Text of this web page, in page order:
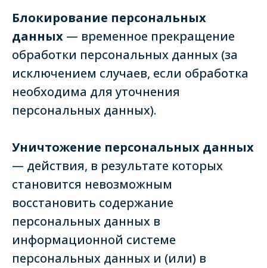
Блокирование персональных
данных — временное прекращение
обработки персональных данных (за
исключением случаев, если обработка
необходима для уточнения
персональных данных).
Уничтожение персональных данных
— действия, в результате которых
становится невозможным
восстановить содержание
персональных данных в
информационной системе
персональных данных и (или) в